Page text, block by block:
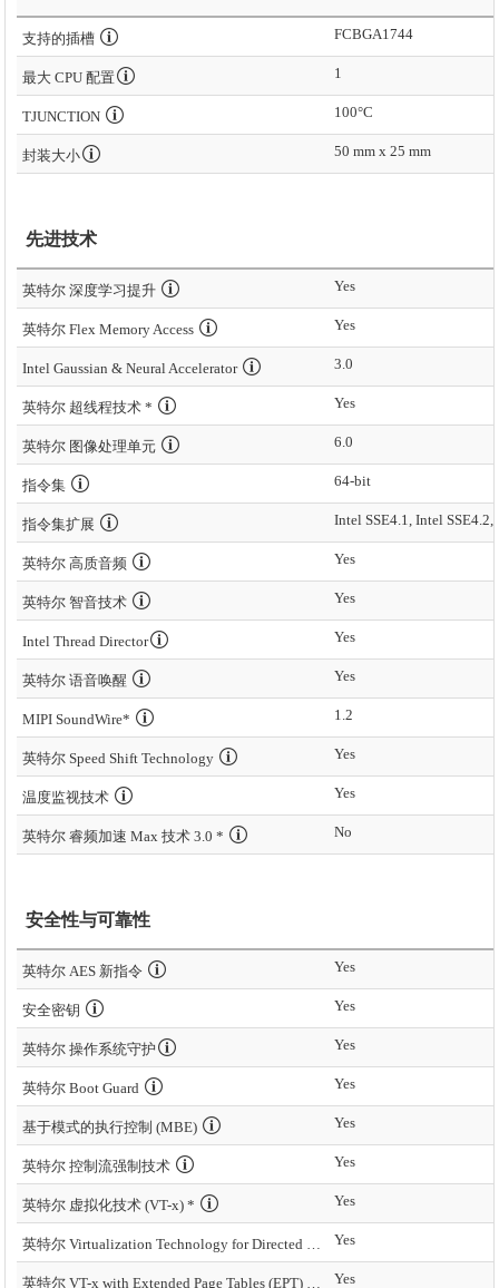
支持的插槽 FCBGA1744
最大 CPU 配置 1
TJUNCTION 100°C
封装大小 50 mm x 25 mm
先进技术
英特尔 深度学习提升 Yes
英特尔 Flex Memory Access Yes
Intel Gaussian & Neural Accelerator 3.0
英特尔 超线程技术 * Yes
英特尔 图像处理单元 6.0
指令集 64-bit
指令集扩展 Intel SSE4.1, Intel
英特尔 高质音频 Yes
英特尔 智音技术 Yes
Intel Thread Director Yes
英特尔 语音唤醒 Yes
MIPI SoundWire* 1.2
英特尔 Speed Shift Technology Yes
温度监视技术 Yes
英特尔 睿频加速 Max 技术 3.0 * No
安全性与可靠性
英特尔 AES 新指令 Yes
安全密钥 Yes
英特尔 操作系统守护 Yes
英特尔 Boot Guard Yes
基于模式的执行控制 (MBE) Yes
英特尔 控制流强制技术 Yes
英特尔 虚拟化技术 (VT-x) * Yes
英特尔 Virtualization Technology for Directed I/O (VT-d) * Yes
英特尔 VT-x with Extended Page Tables (EPT) * Yes